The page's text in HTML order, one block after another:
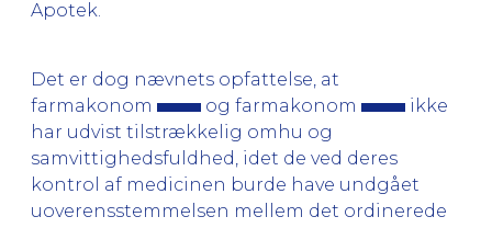
Apotek.
Det er dog nævnets opfattelse, at
farmakonom
og farmakonom
ikke
har udvist tilstrækkelig omhu og
samvittighedsfuldhed, idet de ved deres
kontrol af medicinen burde have undgået
uoverensstemmelsen mellem det ordinerede